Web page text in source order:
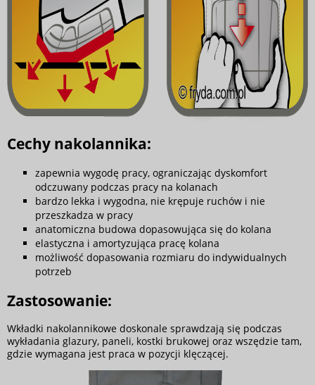
Cechy nakolannika:
zapewnia wygodę pracy, ograniczając dyskomfort
odczuwany podczas pracy na kolanach
bardzo lekka i wygodna, nie krępuje ruchów i nie
przeszkadza w pracy
anatomiczna budowa dopasowująca się do kolana
elastyczna i amortyzująca pracę kolana
możliwość dopasowania rozmiaru do indywidualnych
potrzeb
Zastosowanie:
Wkładki nakolannikowe doskonale sprawdzają się podczas
wykładania glazury, paneli, kostki brukowej oraz wszędzie tam,
gdzie wymagana jest praca w pozycji klęczącej.